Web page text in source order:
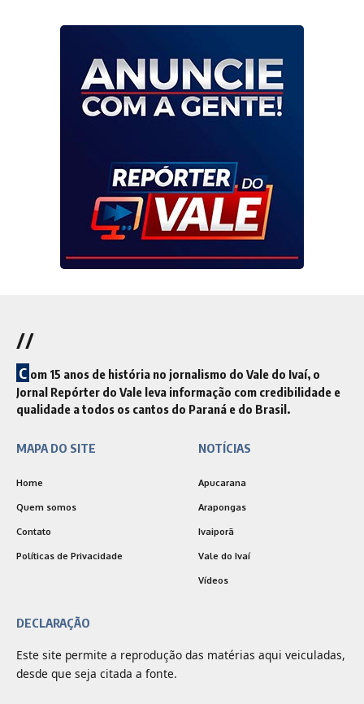
//
C om 15 anos de história no jornalismo do Vale do Ivaí, o
Jornal Repórter do Vale leva informação com credibilidade e
qualidade a todos os cantos do Paraná e do Brasil.
MAPA DO SITE
Home
Quem somos
Contato
Políticas de Privacidade
NOTÍCIAS
Apucarana
Arapongas
Ivaiporã
Vale do Ivaí
Vídeos
DECLARAÇÃO
Este site permite a reprodução das matérias aqui veiculadas,
desde que seja citada a fonte.